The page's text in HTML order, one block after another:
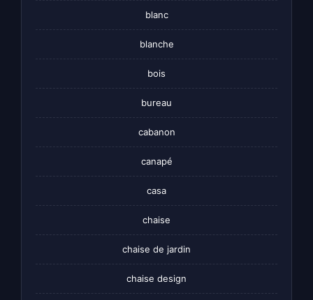
blanc
blanche
bois
bureau
cabanon
canapé
casa
chaise
chaise de jardin
chaise design